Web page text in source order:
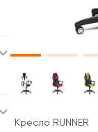
Кресло RUNNER